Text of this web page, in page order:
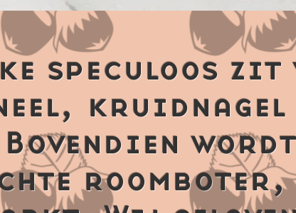
speculoos zit
kruidnagel